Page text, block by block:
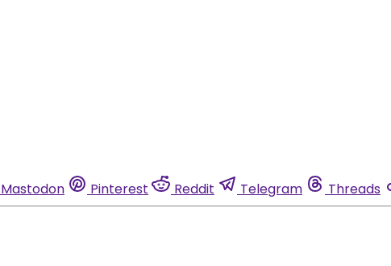
Mastodon Pinterest Reddit Telegram Threads